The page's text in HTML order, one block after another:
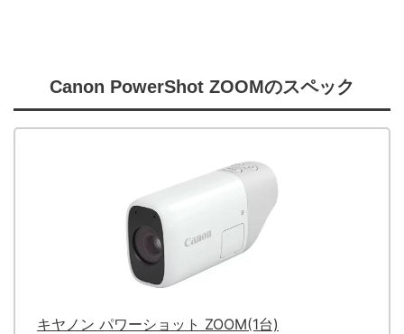
Canon PowerShot ZOOMのスペック
キヤノン パワーショット ZOOM(1台)